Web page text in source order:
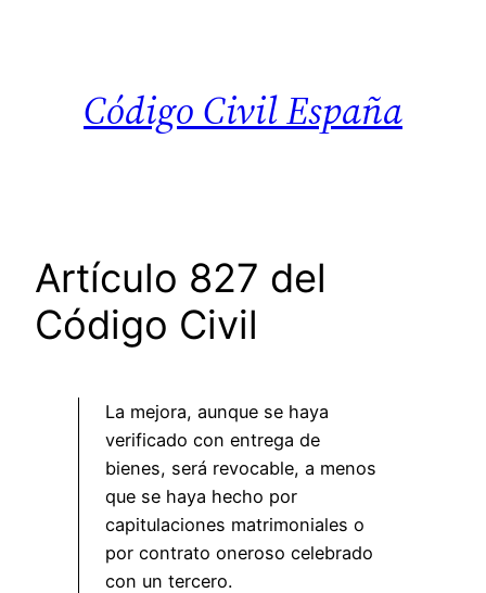
Código Civil España
Artículo 827 del
Código Civil
La mejora, aunque se haya
verificado con entrega de
bienes, será revocable, a menos
que se haya hecho por
capitulaciones matrimoniales o
por contrato oneroso celebrado
con un tercero.